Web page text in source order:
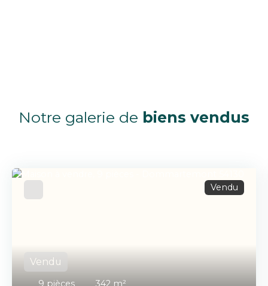
Notre galerie de biens vendus
Vendu
9 pièces 342 m²
Vendu